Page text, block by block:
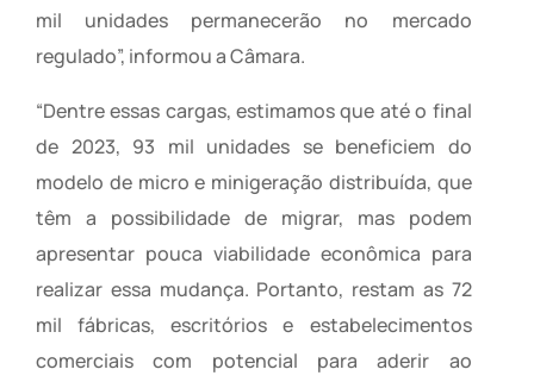
mil unidades permanecerão no mercado
regulado”, informou a Câmara.
“Dentre essas cargas, estimamos que até o final
de 2023, 93 mil unidades se beneficiem do
modelo de micro e minigeração distribuída, que
têm a possibilidade de migrar, mas podem
apresentar pouca viabilidade econômica para
realizar essa mudança. Portanto, restam as 72
mil fábricas, escritórios e estabelecimentos
comerciais com potencial para aderir ao